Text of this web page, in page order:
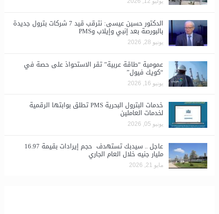
الدكتور حسين عيسى: نترقب قيد 7 شركات بترول جديدة
بالبورصة بعد إنبي وإيلاب وPMS
يونيو 28, 2026
​عمومية “طاقة عربية” تقر الاستحواذ على حصة في
“كويك فيول”
يونيو 16, 2026
خدمات البترول البحرية PMS تطلق بوابتها الرقمية
لخدمات العاملين
يونيو 05, 2026
عاجل .. سيدبك تستهدف حجم إيرادات بقيمة 16.97
مليار جنيه خلال العام الجاري
مايو 21, 2026